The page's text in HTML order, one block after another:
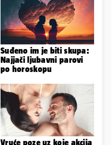
Suđeno im je biti skupa:
Najjači ljubavni parovi
po horoskopu
Vruće poze uz koje akcija